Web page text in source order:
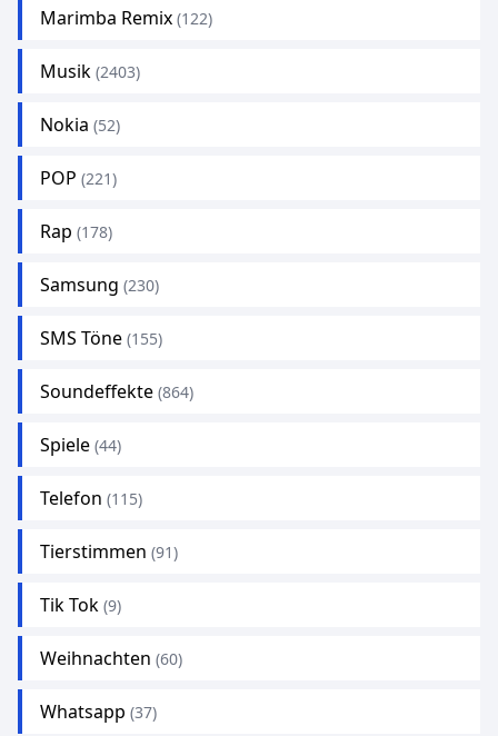
Marimba Remix (122)
Musik (2403)
Nokia (52)
POP (221)
Rap (178)
Samsung (230)
SMS Töne (155)
Soundeffekte (864)
Spiele (44)
Telefon (115)
Tierstimmen (91)
Tik Tok (9)
Weihnachten (60)
Whatsapp (37)